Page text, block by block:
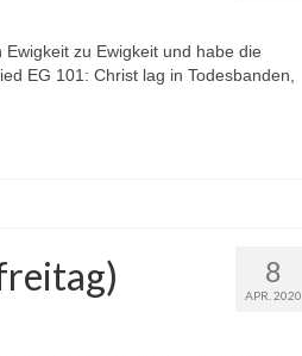
zu Ewigkeit und habe die
EG 101: Christ lag in Todesbanden,
8
APR. 2020